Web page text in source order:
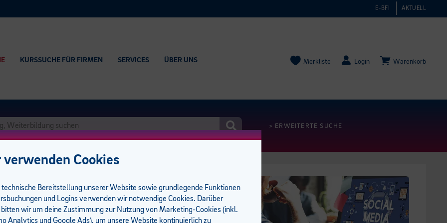
E-BFI AKTUELL
KURSSUCHE FÜR FIRMEN SERVICES ÜBER UNS Merkliste Login Warenkorb
> ERWEITERTE SUCHE
Cookies
technische Bereitstellung unserer Website sowie grundlegende Funktionen
und Logins verwenden wir notwendige Cookies. Darüber
bitten wir um deine Zustimmung zur Nutzung von Marketing-Cookies (inkl.
Analytics und Google Ads), um unsere Website kontinuierlich zu